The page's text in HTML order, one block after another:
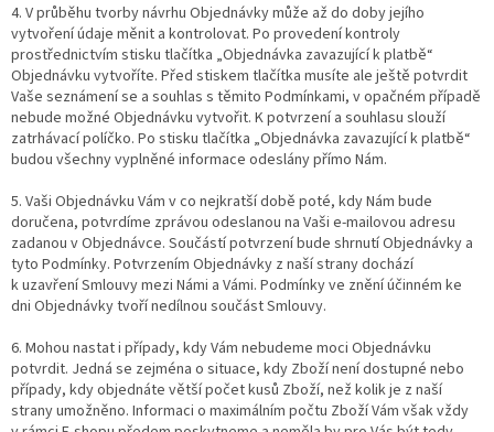
4. V průběhu tvorby návrhu Objednávky může až do doby jejího
vytvoření údaje měnit a kontrolovat. Po provedení kontroly
prostřednictvím stisku tlačítka „Objednávka zavazující k platbě“
Objednávku vytvoříte. Před stiskem tlačítka musíte ale ještě potvrdit
Vaše seznámení se a souhlas s těmito Podmínkami, v opačném případě
nebude možné Objednávku vytvořit. K potvrzení a souhlasu slouží
zatrhávací políčko. Po stisku tlačítka „Objednávka zavazující k platbě“
budou všechny vyplněné informace odeslány přímo Nám.
5. Vaši Objednávku Vám v co nejkratší době poté, kdy Nám bude
doručena, potvrdíme zprávou odeslanou na Vaši e-mailovou adresu
zadanou v Objednávce. Součástí potvrzení bude shrnutí Objednávky a
tyto Podmínky. Potvrzením Objednávky z naší strany dochází
k uzavření Smlouvy mezi Námi a Vámi. Podmínky ve znění účinném ke
dni Objednávky tvoří nedílnou součást Smlouvy.
6. Mohou nastat i případy, kdy Vám nebudeme moci Objednávku
potvrdit. Jedná se zejména o situace, kdy Zboží není dostupné nebo
případy, kdy objednáte větší počet kusů Zboží, než kolik je z naší
strany umožněno. Informaci o maximálním počtu Zboží Vám však vždy